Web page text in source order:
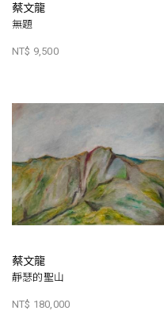
蔡文龍
無題
NT$ 9,500
蔡文龍
靜瑟的聖山
NT$ 180,000